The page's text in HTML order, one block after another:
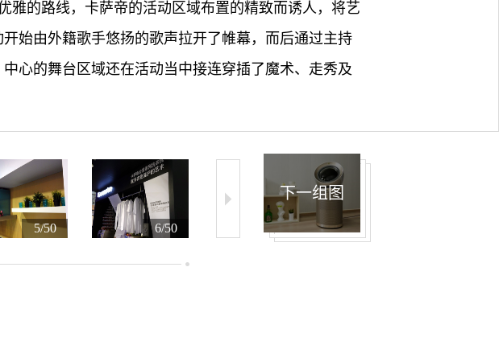
雅的路线，卡萨帝的活动区域布置的精致而诱人，将艺
始由外籍歌手悠扬的歌声拉开了帷幕，而后通过主持
心的舞台区域还在活动当中接连穿插了魔术、走秀及
5/50 6/50
下一组图